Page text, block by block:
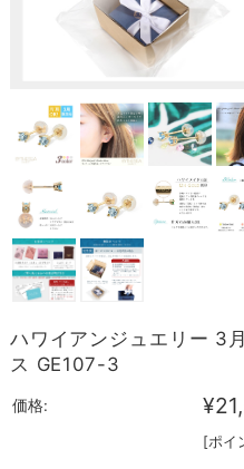
ハワイアンジュエリー 3
ス GE107-3
価格:
[ポイ